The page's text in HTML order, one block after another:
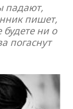
падают,
пишет,
будете ни о
погаснут